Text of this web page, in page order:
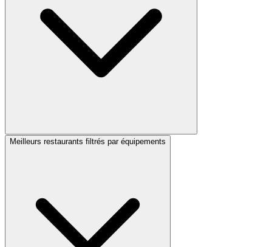
Meilleurs restaurants filtrés par équipements